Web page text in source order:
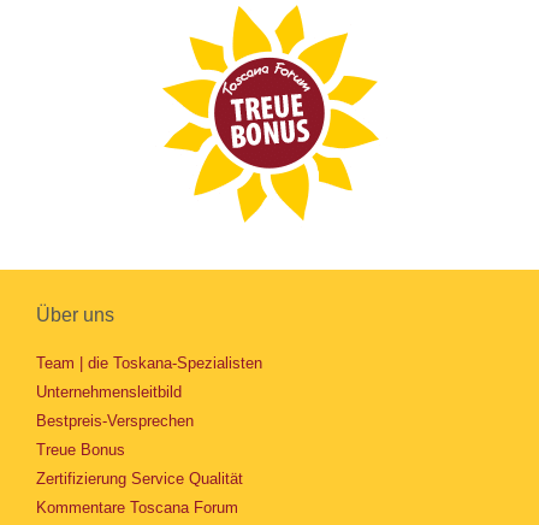
Über uns
Team | die Toskana-Spezialisten
Unternehmensleitbild
Bestpreis-Versprechen
Treue Bonus
Zertifizierung Service Qualität
Kommentare Toscana Forum